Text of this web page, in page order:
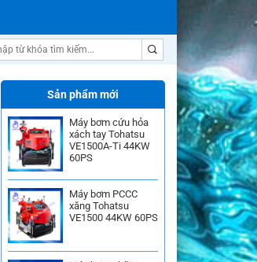
Máy bơm nước Ebara
Sản phẩm mới
Máy bơm cứu hỏa
xách tay Tohatsu
VE1500A-Ti 44KW
60PS
Máy bơm PCCC
xăng Tohatsu
VE1500 44KW 60PS